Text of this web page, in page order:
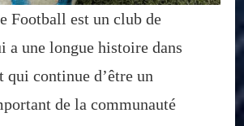
Football est un club de
a une longue histoire dans
qui continue d’être un
de la communauté